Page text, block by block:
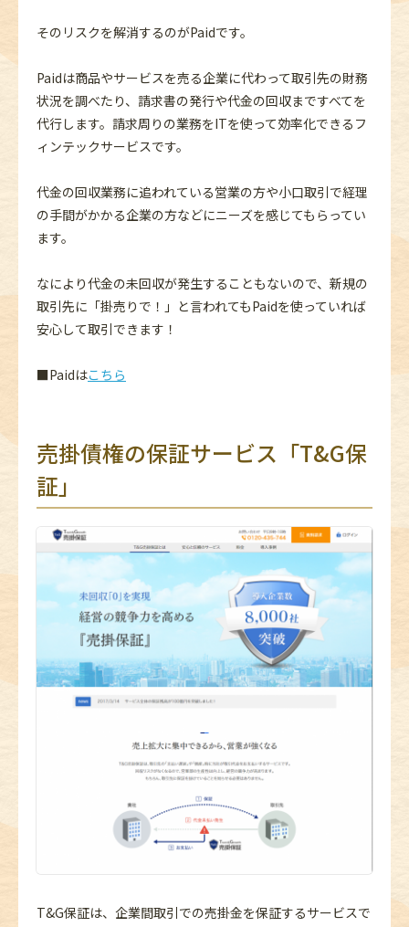
そのリスクを解消するのがPaidです。
Paidは商品やサービスを売る企業に代わって取引先の財務
状況を調べたり、請求書の発行や代金の回収まですべてを
代行します。請求周りの業務をITを使って効率化できるフ
ィンテックサービスです。
代金の回収業務に追われている営業の方や小口取引で経理
の手間がかかる企業の方などにニーズを感じてもらってい
ます。
なにより代金の未回収が発生することもないので、新規の
取引先に「掛売りで！」と言われてもPaidを使っていれば
安心して取引できます！
■Paidはこちら
売掛債権の保証サービス「T&G保
証」
T&G保証は、企業間取引での売掛金を保証するサービスで